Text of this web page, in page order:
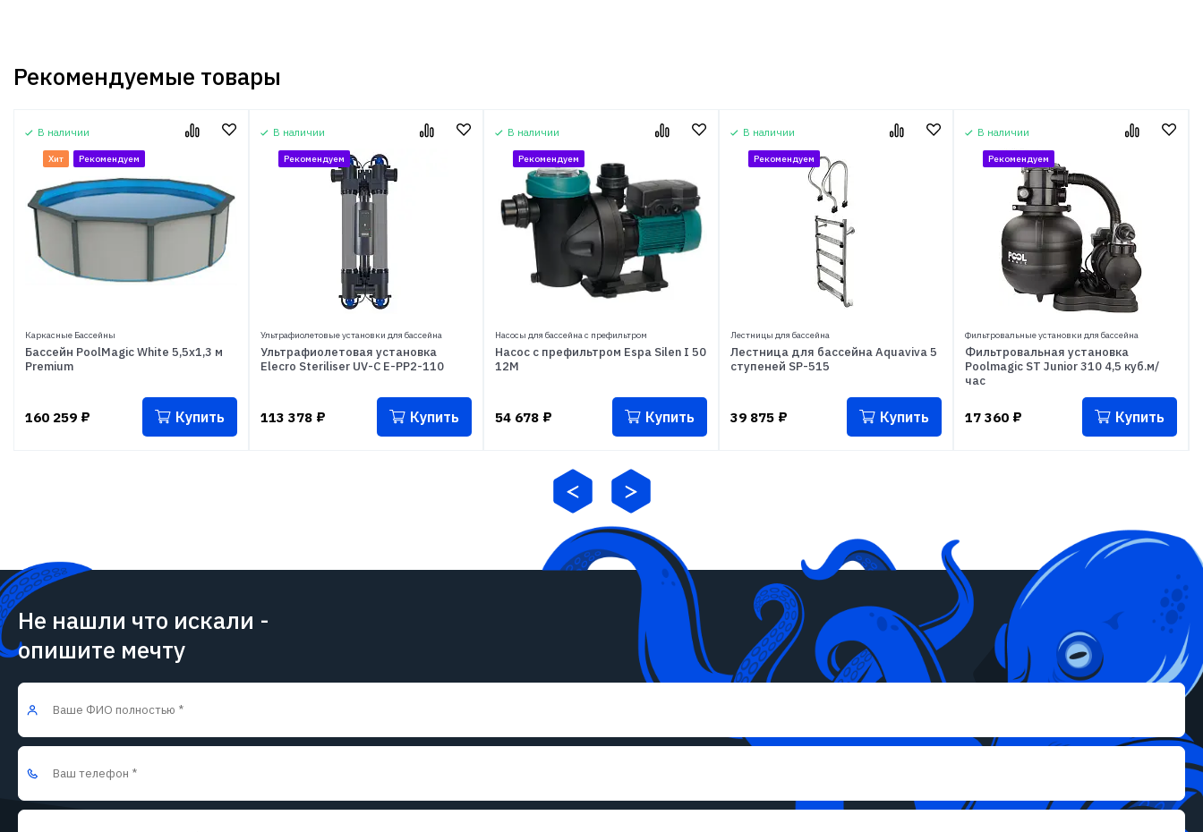
Рекомендуемые товары
В наличии
Хит Рекомендуем
Каркасные Бассейны
Бассейн PoolMagic White 5,5x1,3 м
Premium
160 259 ₽ Купить
В наличии
Рекомендуем
Ультрафиолетовые установки для бассейна
Ультрафиолетовая установка
Elecro Steriliser UV-C E-PP2-110
113 378 ₽ Купить
В наличии
Рекомендуем
Насосы для бассейна с префильтром
Насос с префильтром Espa Silen I 50
12M
54 678 ₽ Купить
В наличии
Рекомендуем
Лестницы для бассейна
Лестница для бассейна Aquaviva 5
ступеней SP-515
39 875 ₽ Купить
В наличии
Рекомендуем
Фильтровальные установки для бассейна
Фильтровальная установка
Poolmagic ST Junior 310 4,5 куб.м/
час
17 360 ₽ Купить
Не нашли что искали -
опишите мечту